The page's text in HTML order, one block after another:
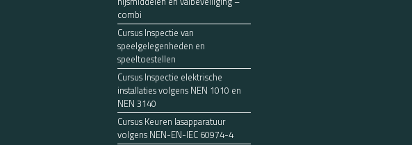
combi
Cursus Inspectie van
speelgelegenheden en
speeltoestellen
Cursus Inspectie elektrische
installaties volgens NEN 1010 en
NEN 3140
Cursus Keuren lasapparatuur
volgens NEN-EN-IEC 60974-4